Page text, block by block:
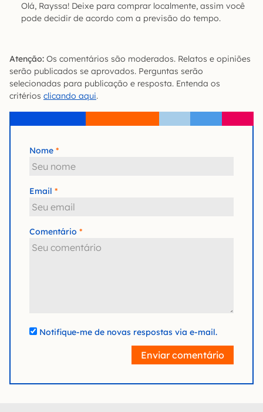
Olá, Rayssa! Deixe para comprar localmente, assim você
pode decidir de acordo com a previsão do tempo.
Atenção: Os comentários são moderados. Relatos e opiniões
serão publicados se aprovados. Perguntas serão
selecionadas para publicação e resposta. Entenda os
critérios clicando aqui.
Nome
Email
Comentário
Notifique-me de novas respostas via e-mail.
Enviar comentário